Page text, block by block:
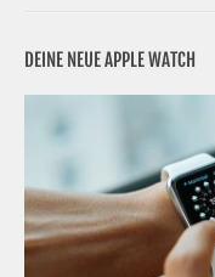
DEINE NEUE APPLE WATCH